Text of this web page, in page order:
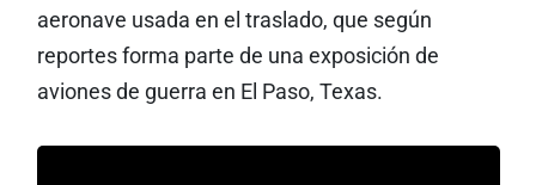
aeronave usada en el traslado, que según
reportes forma parte de una exposición de
aviones de guerra en El Paso, Texas.